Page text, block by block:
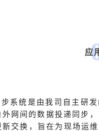
应
系统是由我司自主研
网间的数据投递同步
新交换，旨在为现场运